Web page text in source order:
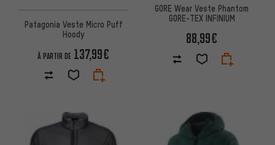
Patagonia Veste Micro Puff
Hoody
À PARTIR DE 137,99€
GORE Wear Veste Phantom
GORE-TEX INFINIUM
88,99€